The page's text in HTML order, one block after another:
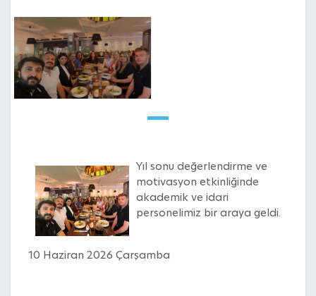
Yıl sonu değerlendirme ve
motivasyon etkinliğinde
akademik ve idari
personelimiz bir araya geldi.
10 Haziran 2026 Çarşamba